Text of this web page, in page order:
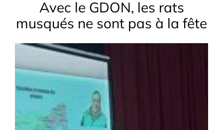
Avec le GDON, les rats
musqués ne sont pas à la fête